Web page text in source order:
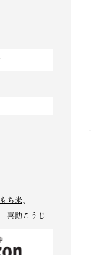
もち米
喜助こうじ